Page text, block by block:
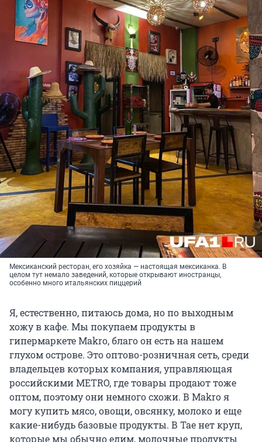
Мексиканский ресторан, его хозяйка — настоящая мексиканка. В
целом тут немало заведений, которые открывают иностранцы,
особенно много итальянских пиццерий
Я, естественно, питаюсь дома, но по выходным
хожу в кафе. Мы покупаем продукты в
гипермаркете Makro, благо он есть на нашем
глухом острове. Это оптово-розничная сеть, среди
владельцев которых компания, управляющая
российскими METRO, где товары продают тоже
оптом, поэтому они немного схожи. В Makro я
могу купить мясо, овощи, овсянку, молоко и еще
какие-нибудь базовые продукты. В Тае нет круп,
которые мы обычно едим, молочные продукты